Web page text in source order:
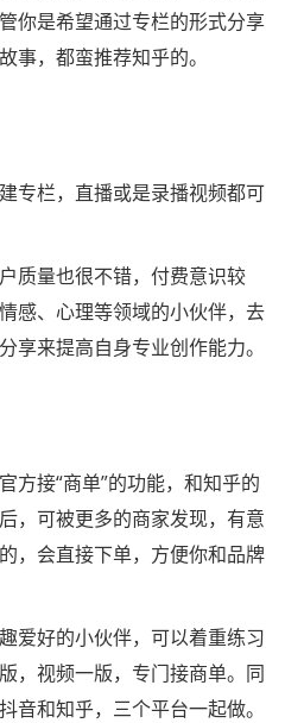
你是希望通过专栏的形式分享
事，都蛮推荐知乎的。
栏，直播或是录播视频都可
量也很不错，付费意识较
感、心理等领域的小伙伴，去
享来提高自身专业创作能力。
接“商单”的功能，和知乎的
，可被更多的商家发现，有意
，会直接下单，方便你和品牌
好的小伙伴，可以着重练习
，视频一版，专门接商单。同
音和知乎，三个平台一起做。